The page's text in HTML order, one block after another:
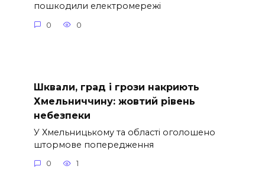
пошкодили електромережі
0 0
Шквали, град і грози накриють
Хмельниччину: жовтий рівень
небезпеки
У Хмельницькому та області оголошено
штормове попередження
0 1